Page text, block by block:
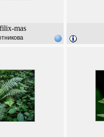
filix-mas